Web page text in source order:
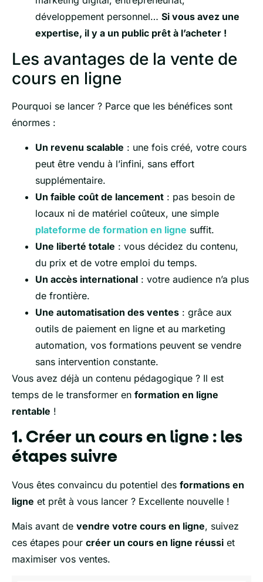
développement personnel… Si vous avez une
expertise, il y a un public prêt à l’acheter !
Les avantages de la vente de
cours en ligne
Pourquoi se lancer ? Parce que les bénéfices sont
énormes :
Un revenu scalable : une fois créé, votre cours
peut être vendu à l’infini, sans effort
supplémentaire.
Un faible coût de lancement : pas besoin de
locaux ni de matériel coûteux, une simple
plateforme de formation en ligne suffit.
Une liberté totale : vous décidez du contenu,
du prix et de votre emploi du temps.
Un accès international : votre audience n’a plus
de frontière.
Une automatisation des ventes : grâce aux
outils de paiement en ligne et au marketing
automation, vos formations peuvent se vendre
sans intervention constante.
Vous avez déjà un contenu pédagogique ? Il est
temps de le transformer en formation en ligne
rentable !
1. Créer un cours en ligne : les
étapes suivre
Vous êtes convaincu du potentiel des formations en
ligne et prêt à vous lancer ? Excellente nouvelle !
Mais avant de vendre votre cours en ligne, suivez
ces étapes pour créer un cours en ligne réussi et
maximiser vos ventes.